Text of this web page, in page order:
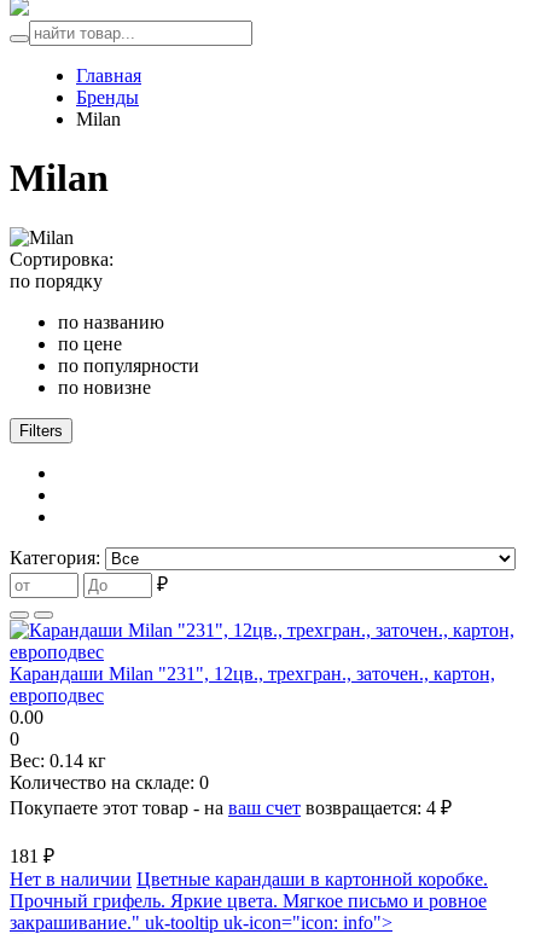
Главная
Бренды
Milan
Milan
Сортировка:
по порядку
по названию
по цене
по популярности
по новизне
Filters
Категория:
₽
Карандаши Milan "231", 12цв., трехгран., заточен., картон,
европодвес
0.00
0
Вес: 0.14 кг
Количество на складе: 0
Покупаете этот товар - на ваш счет возвращается: 4 ₽
181 ₽
Нет в наличии Цветные карандаши в картонной коробке.
Прочный грифель. Яркие цвета. Мягкое письмо и ровное
закрашивание." uk-tooltip uk-icon="icon: info">